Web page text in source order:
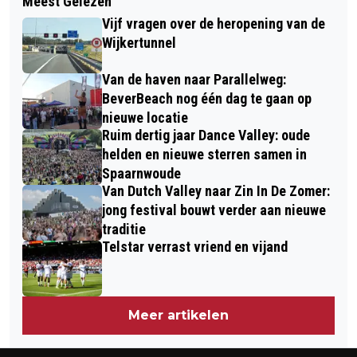
BRAND
BUSJE IN BRAND OP PARKEERPLAATS
VAN HEEMSKERKSE
VOETBALVERENIGING
Vijf vragen over de heropening van de
Wijkertunnel
Van de haven naar Parallelweg:
BeverBeach nog één dag te gaan op
nieuwe locatie
Ruim dertig jaar Dance Valley: oude
helden en nieuwe sterren samen in
Spaarnwoude
Van Dutch Valley naar Zin In De Zomer:
jong festival bouwt verder aan nieuwe
traditie
Telstar verrast vriend en vijand
Meer artikelen